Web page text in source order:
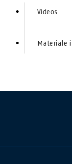
Videos
Materiale